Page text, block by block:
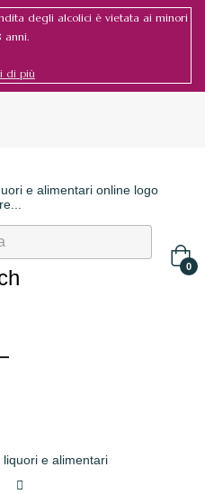
degli alcolici è vietata ai minori
anni.
di più
0
navigazione